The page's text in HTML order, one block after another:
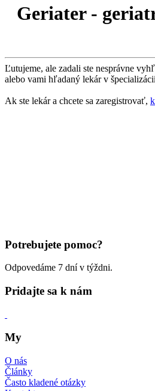
Geriater -
Ľutujeme, ale zadali ste nesprávne
alebo vami hľadaný lekár v
Ak ste lekár a chcete sa zaregistrovať,
Potrebujete pomoc?
Odpovedáme 7 dní v týždni.
Pridajte sa k nám
My
O nás
Články
Často kladené otázky